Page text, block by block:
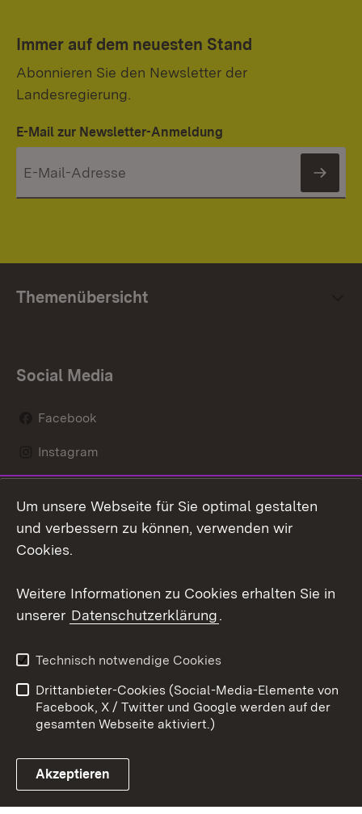
Immer auf dem neuesten Stand
Abonnieren Sie den Newsletter der
Landesregierung.
E-Mail zur Newsletter-Anmeldung
Themenübersicht
Social Media
Facebook
Instagram
Mastodon
Youtube
Link zum Landesportal
Kontakt
Datenschutz
Barrierefreiheit
Impressum Cookies
Um unsere Webseite für Sie optimal gestalten
und verbessern zu können, verwenden wir
Cookies.
Weitere Informationen zu Cookies erhalten Sie in
unserer Datenschutzerklärung.
Technisch notwendige Cookies
Drittanbieter-Cookies (Social-Media-Elemente von
Facebook, X / Twitter und Google werden auf der
gesamten Webseite aktiviert.)
Akzeptieren